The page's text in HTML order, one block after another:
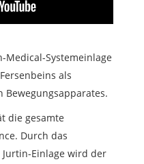
Medical-Systemeinlage
als
Bewegungsapparates.
die gesamte
Durch das
Einlage wird der